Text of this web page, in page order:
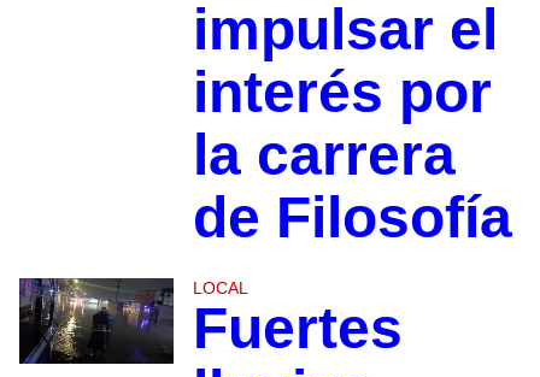
impulsar el
interés por
la carrera
de Filosofía
LOCAL
Fuertes